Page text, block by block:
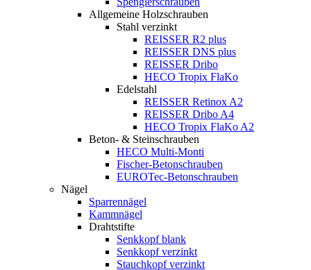
Allgemeine Holzschrauben
Stahl verzinkt
REISSER R2 plus
REISSER DNS plus
REISSER Dribo
HECO Tropix FlaKo
Edelstahl
REISSER Retinox A2
REISSER Dribo A4
HECO Tropix FlaKo A2
Beton- & Steinschrauben
HECO Multi-Monti
Fischer-Betonschrauben
EUROTec-Betonschrauben
Nägel
Sparrennägel
Kammnägel
Drahtstifte
Senkkopf blank
Senkkopf verzinkt
Stauchkopf verzinkt